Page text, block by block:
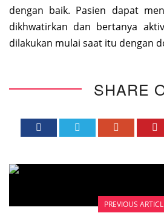
dengan baik. Pasien dapat
dikhwatirkan dan bertanya
dilakukan mulai saat itu dengan
SHARE
PREVIOUS